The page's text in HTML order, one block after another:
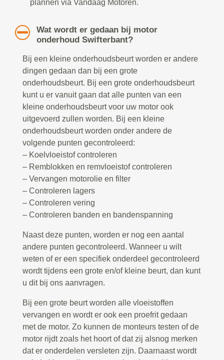
plannen via Vandaag Motoren.
Wat wordt er gedaan bij motor
onderhoud Swifterbant?
Bij een kleine onderhoudsbeurt worden er andere
dingen gedaan dan bij een grote
onderhoudsbeurt. Bij een grote onderhoudsbeurt
kunt u er vanuit gaan dat alle punten van een
kleine onderhoudsbeurt voor uw motor ook
uitgevoerd zullen worden. Bij een kleine
onderhoudsbeurt worden onder andere de
volgende punten gecontroleerd:
– Koelvloeistof controleren
– Remblokken en remvloeistof controleren
– Vervangen motorolie en filter
– Controleren lagers
– Controleren vering
– Controleren banden en bandenspanning
Naast deze punten, worden er nog een aantal
andere punten gecontroleerd. Wanneer u wilt
weten of er een specifiek onderdeel gecontroleerd
wordt tijdens een grote en/of kleine beurt, dan kunt
u dit bij ons aanvragen.
Bij een grote beurt worden alle vloeistoffen
vervangen en wordt er ook een proefrit gedaan
met de motor. Zo kunnen de monteurs testen of de
motor rijdt zoals het hoort of dat zij alsnog merken
dat er onderdelen versleten zijn. Daarnaast wordt